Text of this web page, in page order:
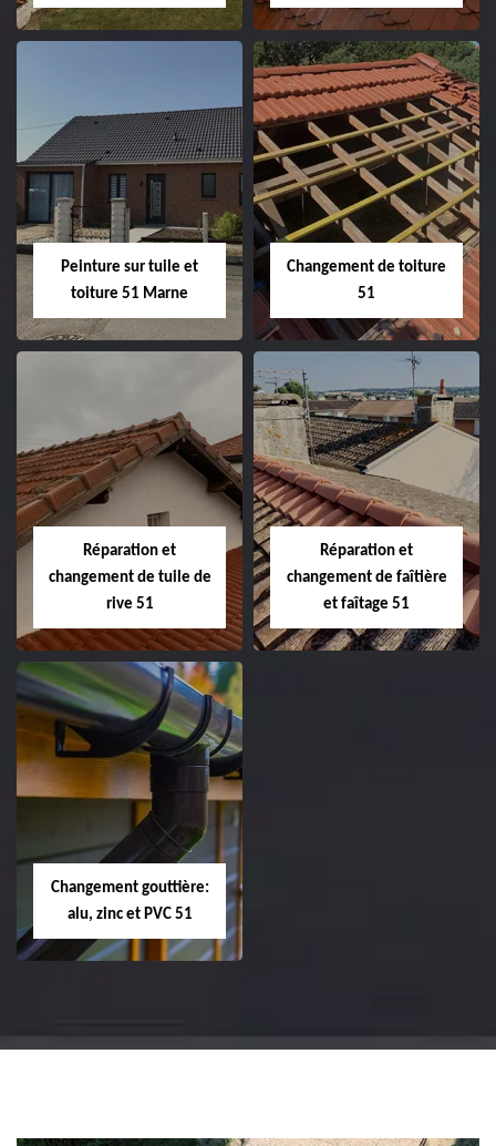
Peintre et peinture
de façade 51
Hydrofuge toiture
51
Peinture sur tuile et
toiture 51 Marne
Peinture sur tuile
et toiture 51
Marne
Changement de toiture
51
Changement de
toiture 51
Réparation et
changement de tuile de
rive 51
Réparation et
changement de
tuile de rive 51
Réparation et
changement de faîtière
et faîtage 51
Changement gouttière:
alu, zinc et PVC 51
et PVC 51